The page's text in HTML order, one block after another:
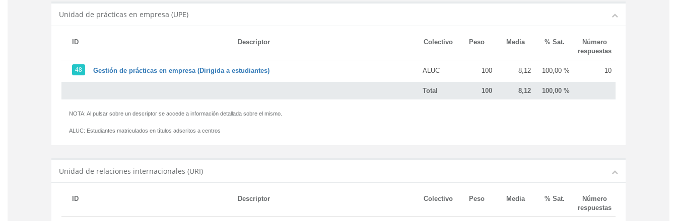
Unidad de prácticas en empresa (UPE)
ID Descriptor Colectivo Peso Media % Sat.
Número
respuestas
Total 100 8,12 100,00 %
48 Gestión de prácticas en empresa (Dirigida a estudiantes) ALUC 100 8,12 100,00 % 10
NOTA: Al pulsar sobre un descriptor se accede a información detallada sobre el mismo.
ALUC: Estudiantes matriculados en títulos adscritos a centros
Unidad de relaciones internacionales (URI)
ID Descriptor Colectivo Peso Media % Sat.
Número
respuestas